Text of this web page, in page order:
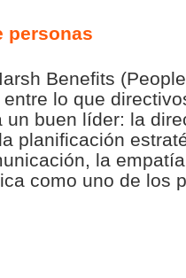
personas
Benefits (
lo que
un buen líder: la
planificación
la
como uno de los